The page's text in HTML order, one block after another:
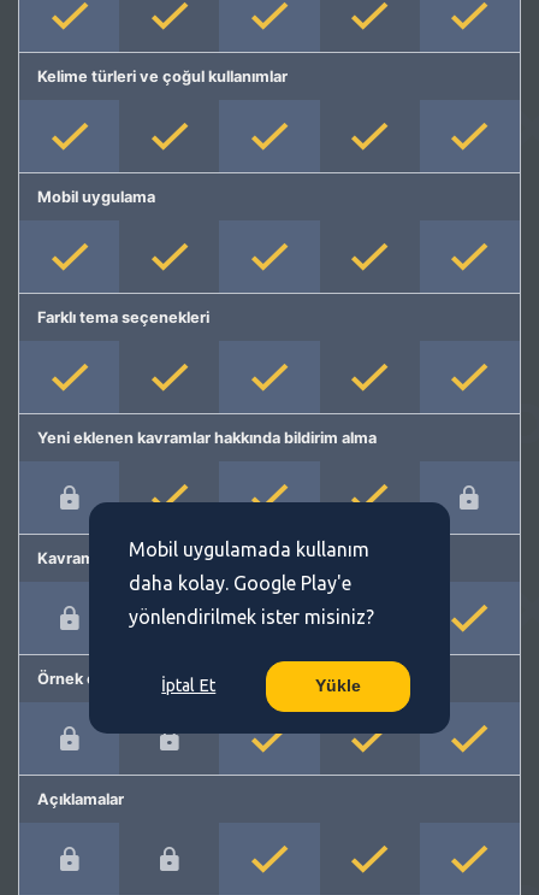
Kelime türleri ve çoğul kullanımlar
Mobil uygulama
Farklı tema seçenekleri
Yeni eklenen kavramlar hakkında bildirim alma
Kavram önerme
Örnek cümleler
Açıklamalar
Mobil uygulamada kullanım
daha kolay. Google Play'e
yönlendirilmek ister misiniz?
İptal Et Yükle